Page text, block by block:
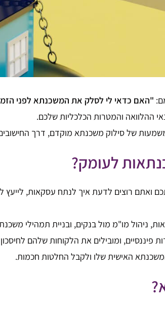
"האם כדאי לי לסלק את המשכנתא לפני הזמן
ההלוואה והמטרות הכלכליות שלכם.
של סילוק משכנתא מוקדם, דרך החישובים
לעומק?
ואתם רוצים לדעת איך לנתח עסקאות,
ניהול מו"מ מול בנקים, ובניית תמהילי
פיננסיים, ומובילים את הלקוחות שלהם
האישית שלו ולקבל החלטות חכמות.